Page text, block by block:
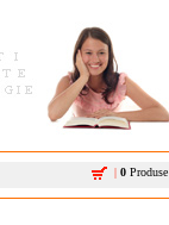
| 0 Produse